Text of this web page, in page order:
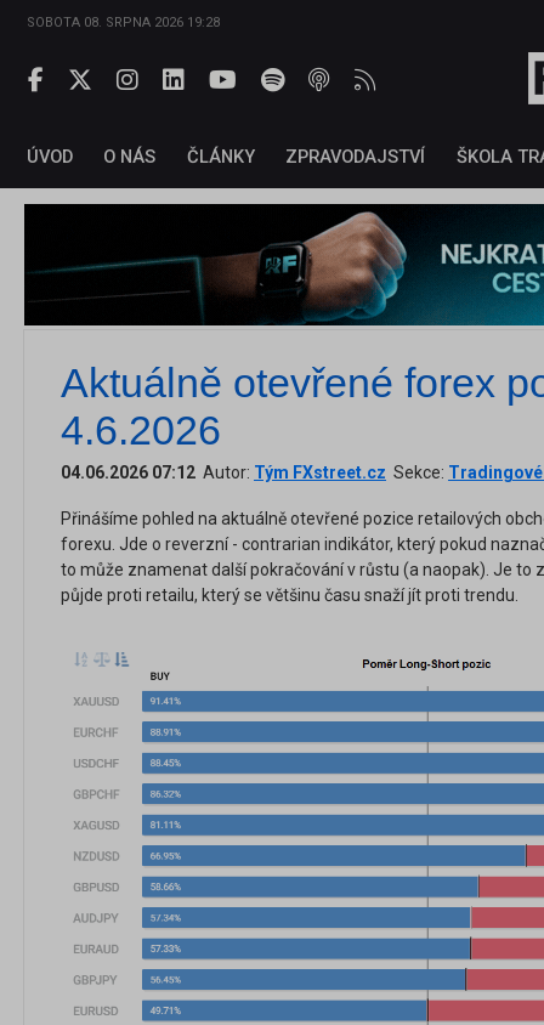
SOBOTA 08. SRPNA 2026 19:28
ÚVOD O NÁS ČLÁNKY ZPRAVODAJSTVÍ ŠKOLA
Aktuálně otevřené forex
4.6.2026
04.06.2026 07:12 Autor: Tým FXstreet.cz Sekce: Tradingové
Přinášíme pohled na aktuálně otevřené pozice retailových
forexu. Jde o reverzní - contrarian indikátor, který pokud
to může znamenat další pokračování v růstu (a naopak). Je to
půjde proti retailu, který se většinu času snaží jít proti trendu.